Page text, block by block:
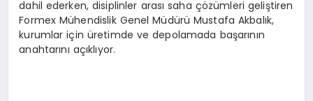
dahil ederken, disiplinler arası saha çözümleri geliştiren
Formex Mühendislik Genel Müdürü Mustafa Akbalık,
kurumlar için üretimde ve depolamada başarının
anahtarını açıklıyor.